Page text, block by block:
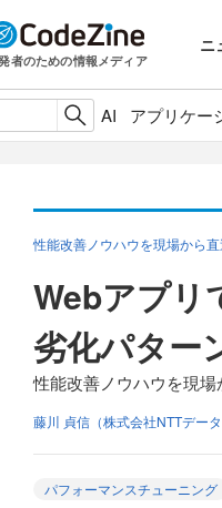
者のための情報メディア
ニ
AI アプリケー
性能改善ノウハウを現場から
Webアプリ
劣化パター
性能改善ノウハウを現
藤川 貞信（株式会社NTTデー
パフォーマンスチューニング